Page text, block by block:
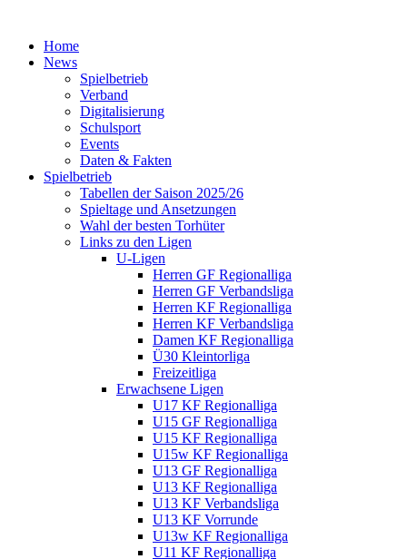
Home
News
Spielbetrieb
Verband
Digitalisierung
Schulsport
Events
Daten & Fakten
Spielbetrieb
Tabellen der Saison 2025/26
Spieltage und Ansetzungen
Wahl der besten Torhüter
Links zu den Ligen
U-Ligen
Herren GF Regionalliga
Herren GF Verbandsliga
Herren KF Regionalliga
Herren KF Verbandsliga
Damen KF Regionalliga
Ü30 Kleintorliga
Freizeitliga
Erwachsene Ligen
U17 KF Regionalliga
U15 GF Regionalliga
U15 KF Regionalliga
U15w KF Regionalliga
U13 GF Regionalliga
U13 KF Regionalliga
U13 KF Verbandsliga
U13 KF Vorrunde
U13w KF Regionalliga
U11 KF Regionalliga